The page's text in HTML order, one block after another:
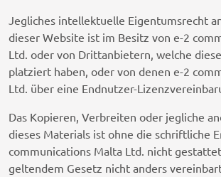
Jegliches intellektuelle Eigentumsrecht
dieser Website ist im Besitz von e-2
Ltd. oder von Drittanbietern, welche
platziert haben, oder von denen e-2
Ltd. über eine Endnutzer-
Das Kopieren, Verbreiten oder jegliche
dieses Materials ist ohne die schriftliche
communications Malta Ltd. nicht
geltendem Gesetz nicht anders